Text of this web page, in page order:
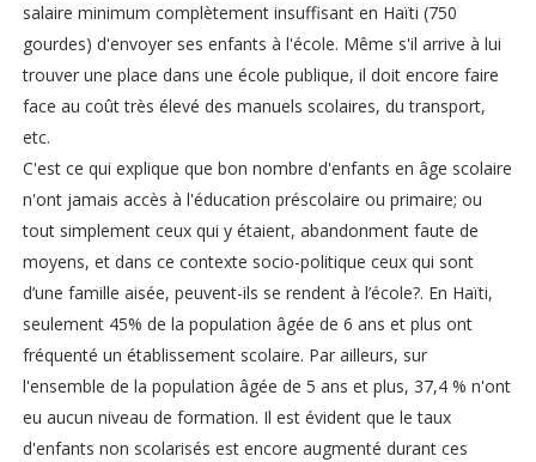
salaire minimum complètement insuffisant en Haïti (750
gourdes) d'envoyer ses enfants à l'école. Même s'il arrive à lui
trouver une place dans une école publique, il doit encore faire
face au coût très élevé des manuels scolaires, du transport,
etc.
C'est ce qui explique que bon nombre d'enfants en âge scolaire
n'ont jamais accès à l'éducation préscolaire ou primaire; ou
tout simplement ceux qui y étaient, abandonment faute de
moyens, et dans ce contexte socio-politique ceux qui sont
d’une famille aisée, peuvent-ils se rendent à l’école?. En Haïti,
seulement 45% de la population âgée de 6 ans et plus ont
fréquenté un établissement scolaire. Par ailleurs, sur
l'ensemble de la population âgée de 5 ans et plus, 37,4 % n'ont
eu aucun niveau de formation. Il est évident que le taux
d'enfants non scolarisés est encore augmenté durant ces